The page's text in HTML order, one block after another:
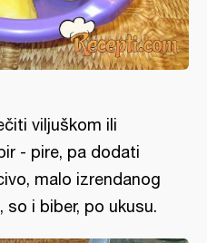
viljuškom ili
- pire, pa dodati
malo izrendanog
i biber, po ukusu.